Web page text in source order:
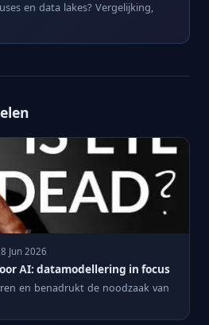
en data lakes? Vergelijking,
Jun 2026
AI: datamodellering in focus
en benadrukt de noodzaak van